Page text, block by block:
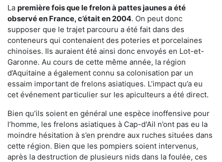
La première fois que le frelon à pattes jaunes a été
observé en France, c’était en 2004. On peut donc
supposer que le trajet parcouru a été fait dans des
conteneurs qui contenaient des poteries et porcelaines
chinoises. Ils auraient été ainsi donc envoyés en Lot-et-
Garonne. Au cours de cette même année, la région
d’Aquitaine a également connu sa colonisation par un
essaim important de frelons asiatiques. L’impact qu’a eu
cet événement particulier sur les apiculteurs a été direct.
Bien qu’ils soient en général une espèce inoffensive pour
l’homme, les frelons asiatiques à Cap-d'Ail n’ont pas eu la
moindre hésitation à s’en prendre aux ruches situées dans
cette région. Bien que les pompiers soient intervenus,
après la destruction de plusieurs nids dans la foulée, ces